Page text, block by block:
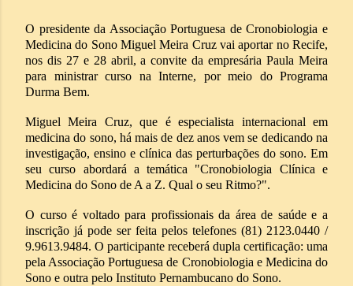
O presidente da Associação Portuguesa de Cronobiologia e
Medicina do Sono Miguel Meira Cruz vai aportar no Recife,
nos dis 27 e 28 abril, a convite da empresária Paula Meira
para ministrar curso na Interne, por meio do Programa
Durma Bem.
Miguel Meira Cruz, que é especialista internacional em
medicina do sono, há mais de dez anos vem se dedicando na
investigação, ensino e clínica das perturbações do sono. Em
seu curso abordará a temática "Cronobiologia Clínica e
Medicina do Sono de A a Z. Qual o seu Ritmo?".
O curso é voltado para profissionais da área de saúde e a
inscrição já pode ser feita pelos telefones (81) 2123.0440 /
9.9613.9484. O participante receberá dupla certificação: uma
pela Associação Portuguesa de Cronobiologia e Medicina do
Sono e outra pelo Instituto Pernambucano do Sono.